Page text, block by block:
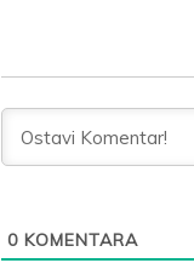
0 KOMENTARA